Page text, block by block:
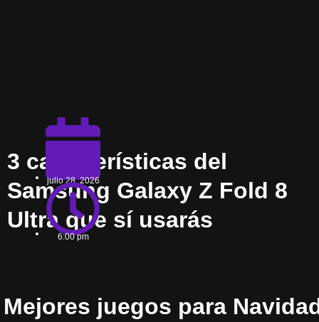
3 características del
Samsung Galaxy Z Fold 8
Ultra que sí usarás
julio 28, 2026
6:00 pm
Mejores juegos para